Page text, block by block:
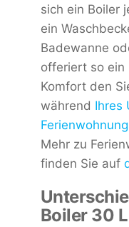
sich ein Boiler
ein
Badewanne
offeriert so ein
Komfort den
während Ihres
Mehr zu
finden Sie auf
Boiler 30